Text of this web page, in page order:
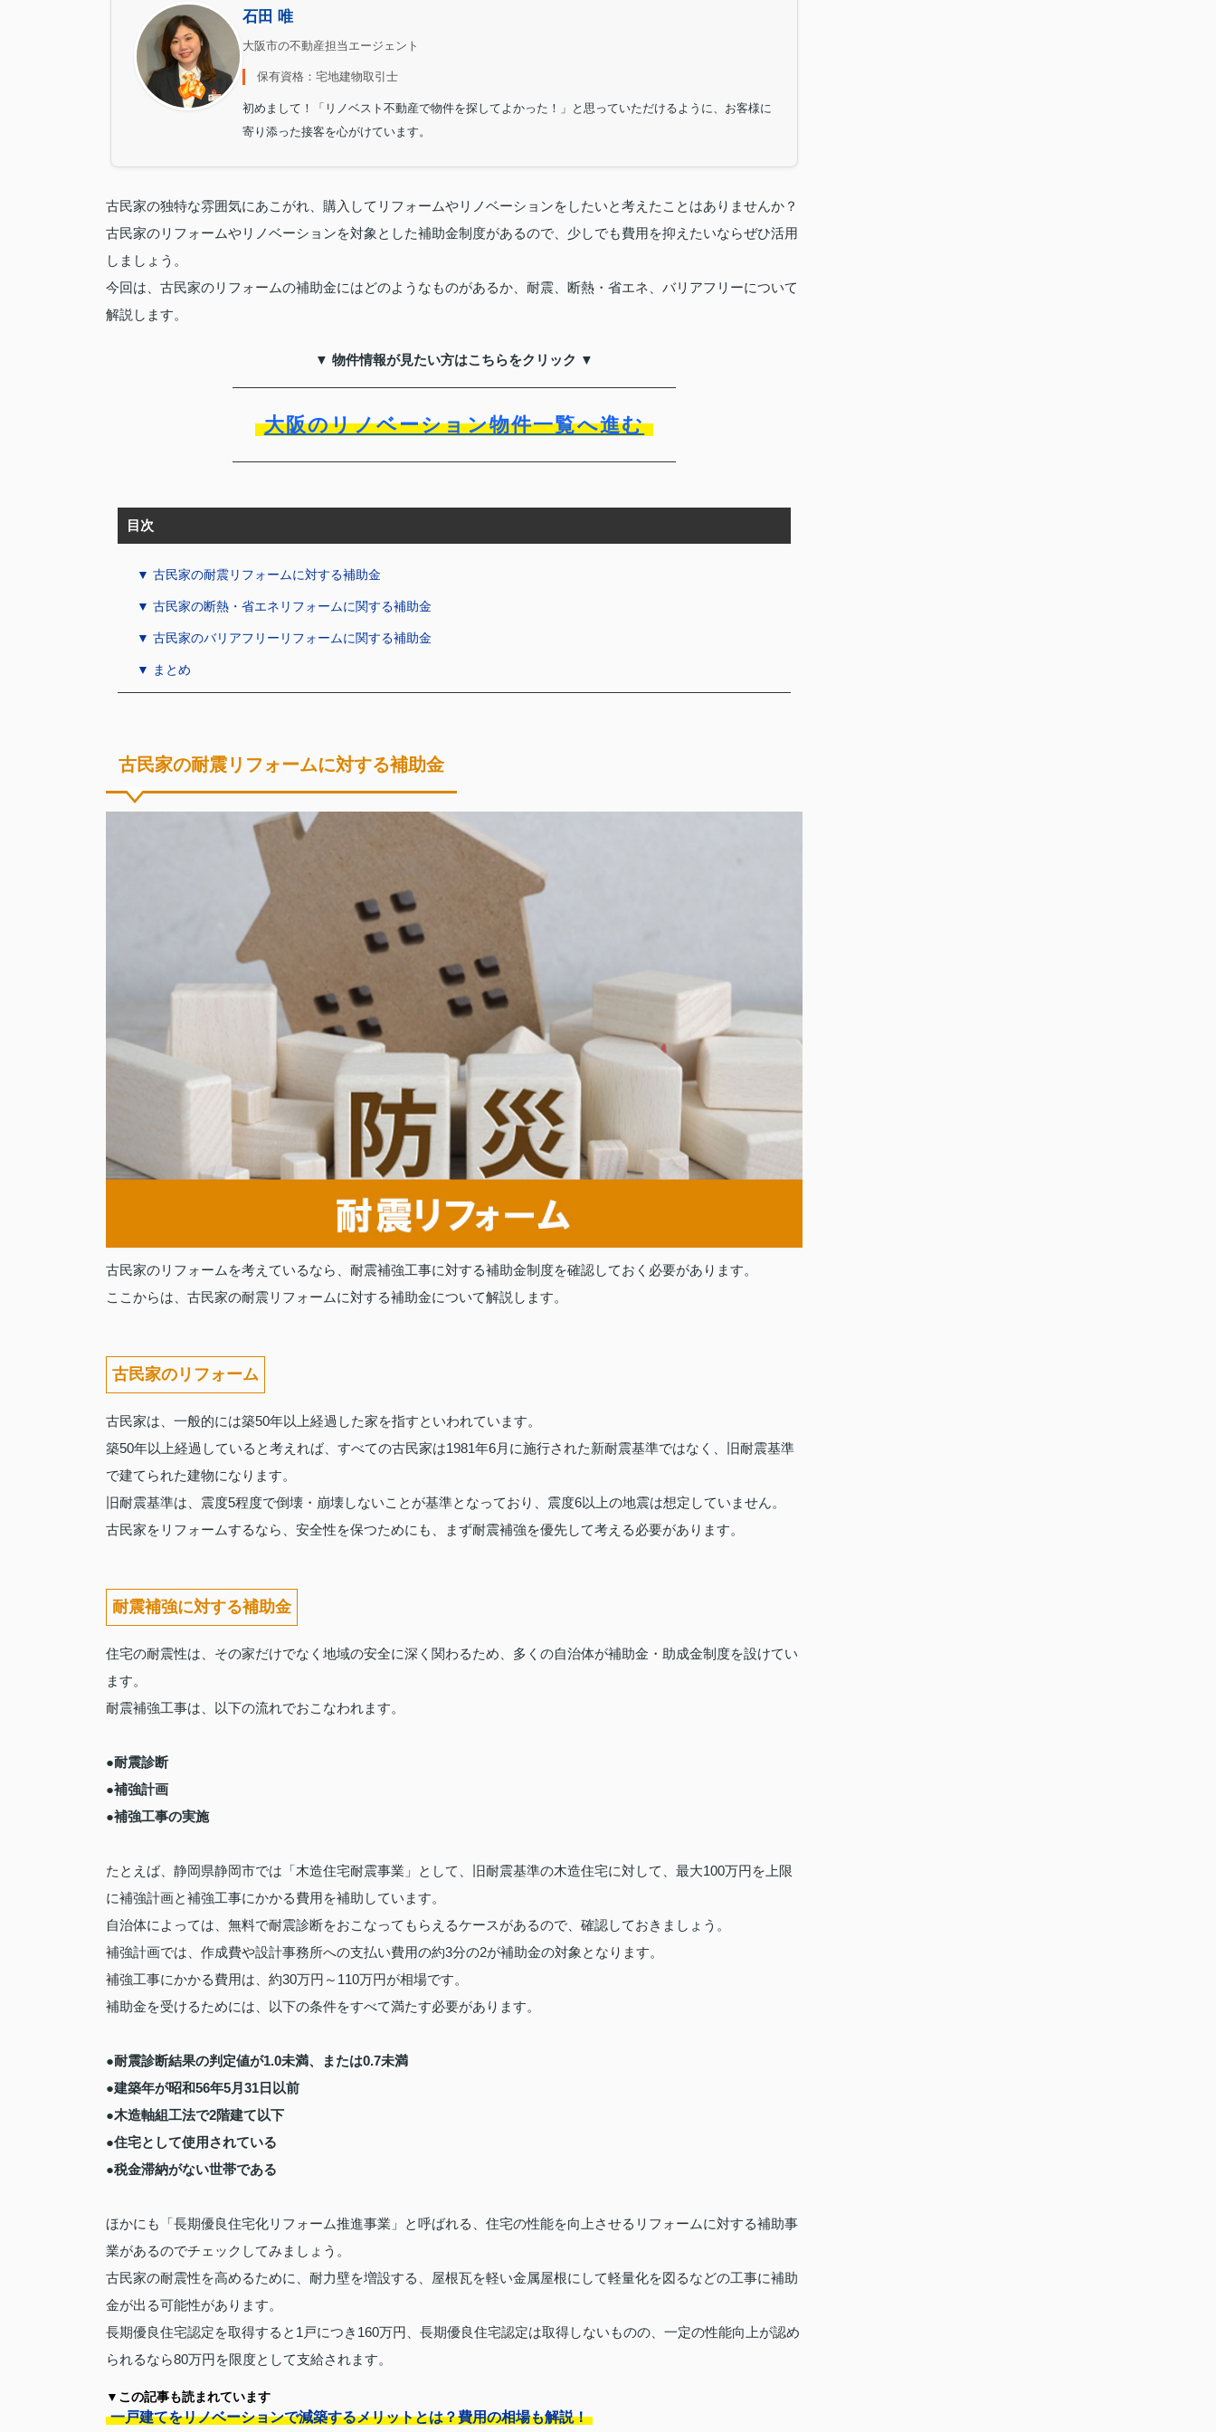
石田 唯
大阪市の不動産担当エージェント
保有資格：宅地建物取引士
初めまして！「リノベスト不動産で物件を探してよかった！」と思っていただけるように、お客様に
寄り添った接客を心がけています。
古民家の独特な雰囲気にあこがれ、購入してリフォームやリノベーションをしたいと考えたことはありませんか？
古民家のリフォームやリノベーションを対象とした補助金制度があるので、少しでも費用を抑えたいならぜひ活用
しましょう。
今回は、古民家のリフォームの補助金にはどのようなものがあるか、耐震、断熱・省エネ、バリアフリーについて
解説します。
▼ 物件情報が見たい方はこちらをクリック ▼
大阪のリノベーション物件一覧へ進む
目次
▼ 古民家の耐震リフォームに対する補助金
▼ 古民家の断熱・省エネリフォームに関する補助金
▼ 古民家のバリアフリーリフォームに関する補助金
▼ まとめ
古民家の耐震リフォームに対する補助金
古民家のリフォームを考えているなら、耐震補強工事に対する補助金制度を確認しておく必要があります。
ここからは、古民家の耐震リフォームに対する補助金について解説します。
古民家のリフォーム
古民家は、一般的には築50年以上経過した家を指すといわれています。
築50年以上経過していると考えれば、すべての古民家は1981年6月に施行された新耐震基準ではなく、旧耐震基準
で建てられた建物になります。
旧耐震基準は、震度5程度で倒壊・崩壊しないことが基準となっており、震度6以上の地震は想定していません。
古民家をリフォームするなら、安全性を保つためにも、まず耐震補強を優先して考える必要があります。
耐震補強に対する補助金
住宅の耐震性は、その家だけでなく地域の安全に深く関わるため、多くの自治体が補助金・助成金制度を設けてい
ます。
耐震補強工事は、以下の流れでおこなわれます。
●耐震診断
●補強計画
●補強工事の実施
たとえば、静岡県静岡市では「木造住宅耐震事業」として、旧耐震基準の木造住宅に対して、最大100万円を上限
に補強計画と補強工事にかかる費用を補助しています。
自治体によっては、無料で耐震診断をおこなってもらえるケースがあるので、確認しておきましょう。
補強計画では、作成費や設計事務所への支払い費用の約3分の2が補助金の対象となります。
補強工事にかかる費用は、約30万円～110万円が相場です。
補助金を受けるためには、以下の条件をすべて満たす必要があります。
●耐震診断結果の判定値が1.0未満、または0.7未満
●建築年が昭和56年5月31日以前
●木造軸組工法で2階建て以下
●住宅として使用されている
●税金滞納がない世帯である
ほかにも「長期優良住宅化リフォーム推進事業」と呼ばれる、住宅の性能を向上させるリフォームに対する補助事
業があるのでチェックしてみましょう。
古民家の耐震性を高めるために、耐力壁を増設する、屋根瓦を軽い金属屋根にして軽量化を図るなどの工事に補助
金が出る可能性があります。
長期優良住宅認定を取得すると1戸につき160万円、長期優良住宅認定は取得しないものの、一定の性能向上が認め
られるなら80万円を限度として支給されます。
▼この記事も読まれています
一戸建てをリノベーションで減築するメリットとは？費用の相場も解説！